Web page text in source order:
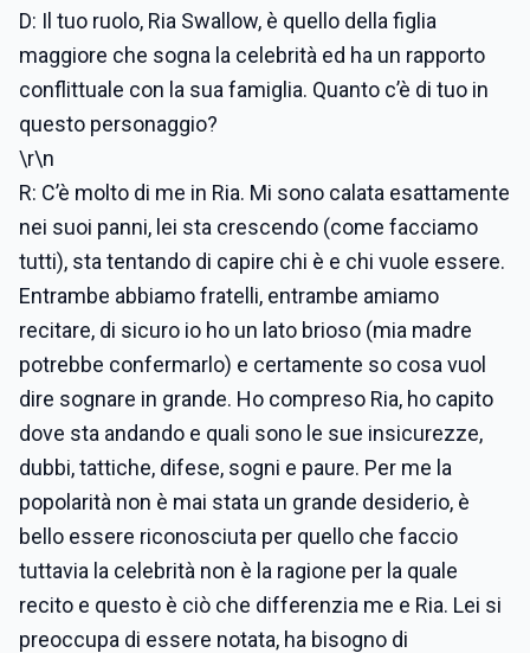
D: Il tuo ruolo, Ria Swallow, è quello della figlia
maggiore che sogna la celebrità ed ha un rapporto
conflittuale con la sua famiglia. Quanto c’è di tuo in
questo personaggio?
\r\n
R: C’è molto di me in Ria. Mi sono calata esattamente
nei suoi panni, lei sta crescendo (come facciamo
tutti), sta tentando di capire chi è e chi vuole essere.
Entrambe abbiamo fratelli, entrambe amiamo
recitare, di sicuro io ho un lato brioso (mia madre
potrebbe confermarlo) e certamente so cosa vuol
dire sognare in grande. Ho compreso Ria, ho capito
dove sta andando e quali sono le sue insicurezze,
dubbi, tattiche, difese, sogni e paure. Per me la
popolarità non è mai stata un grande desiderio, è
bello essere riconosciuta per quello che faccio
tuttavia la celebrità non è la ragione per la quale
recito e questo è ciò che differenzia me e Ria. Lei si
preoccupa di essere notata, ha bisogno di